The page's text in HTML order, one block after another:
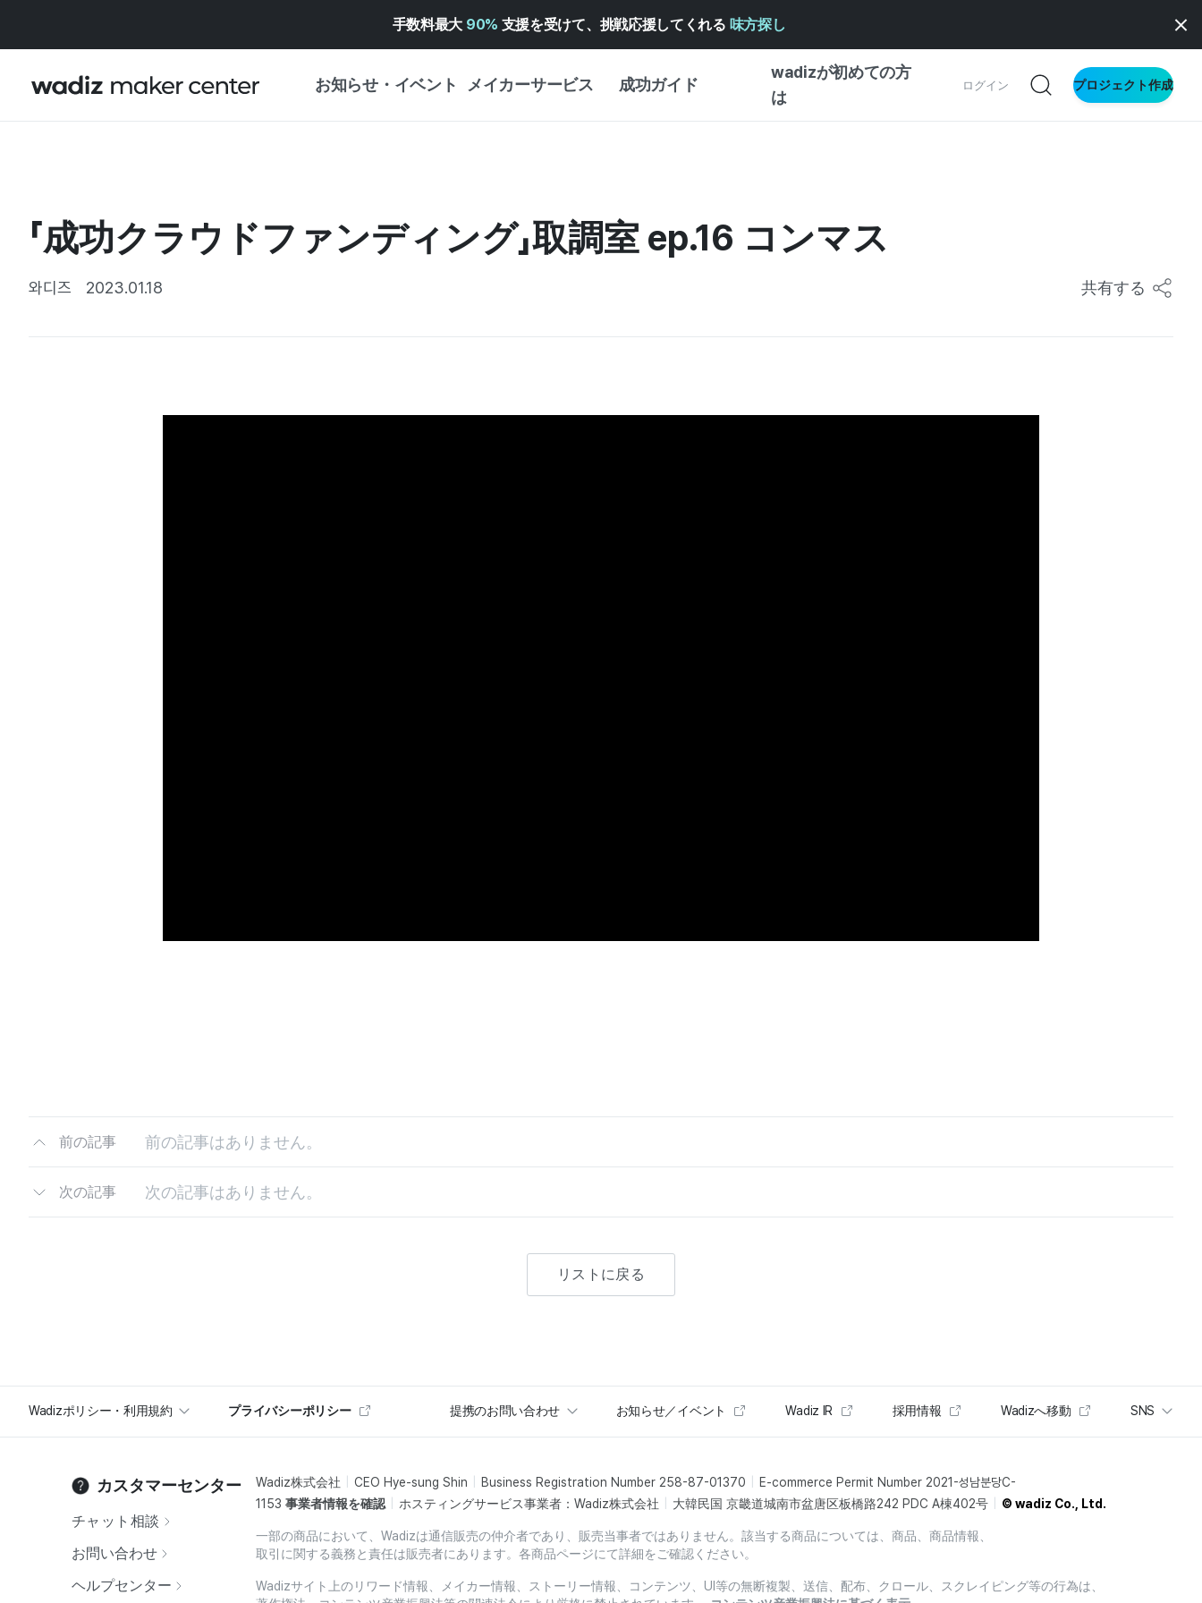
手数料最大 90% 支援を受けて、挑戦応援してくれる 味方探し
お知らせ・イベント メイカーサービス 成功ガイド
wadizが初めての方
は
ログイン プロジェクト作成
マイワディズ
重要なお知らせ
プレスリリース
企画展カレンダー
ヘルプセンター ↗︎
WADIZアワード ↗︎
WADIZ・スクール
成功ストーリー
体験型
創作型
「成功クラウドファンディング」取調室 ep.16 コンマス
와디즈 2023.01.18 共有する
前の記事 前の記事はありません。
次の記事 次の記事はありません。
リストに戻る
Wadizポリシー・利用規約 プライバシーポリシー 提携のお問い合わせ お知らせ／イベント Wadiz IR 採用情報 Wadizへ移動 SNS
カスタマーセンター
チャット相談
お問い合わせ
ヘルプセンター
Wadiz株式会社 CEO Hye-sung Shin Business Registration Number 258-87-01370
E-commerce Permit Number 2021-성남분당C-
1153 事業者情報を確認 ホスティングサービス事業者：Wadiz株式会社 大韓民国 京畿道城南市盆唐区板橋路242 PDC A棟402号 © wadiz Co., Ltd.
一部の商品において、Wadizは通信販売の仲介者であり、販売当事者ではありません。該当する商品については、商品、商品情報、
取引に関する義務と責任は販売者にあります。各商品ページにて詳細をご確認ください。
Wadizサイト上のリワード情報、メイカー情報、ストーリー情報、コンテンツ、UI等の無断複製、送信、配布、クロール、スクレイピング等の行為は、